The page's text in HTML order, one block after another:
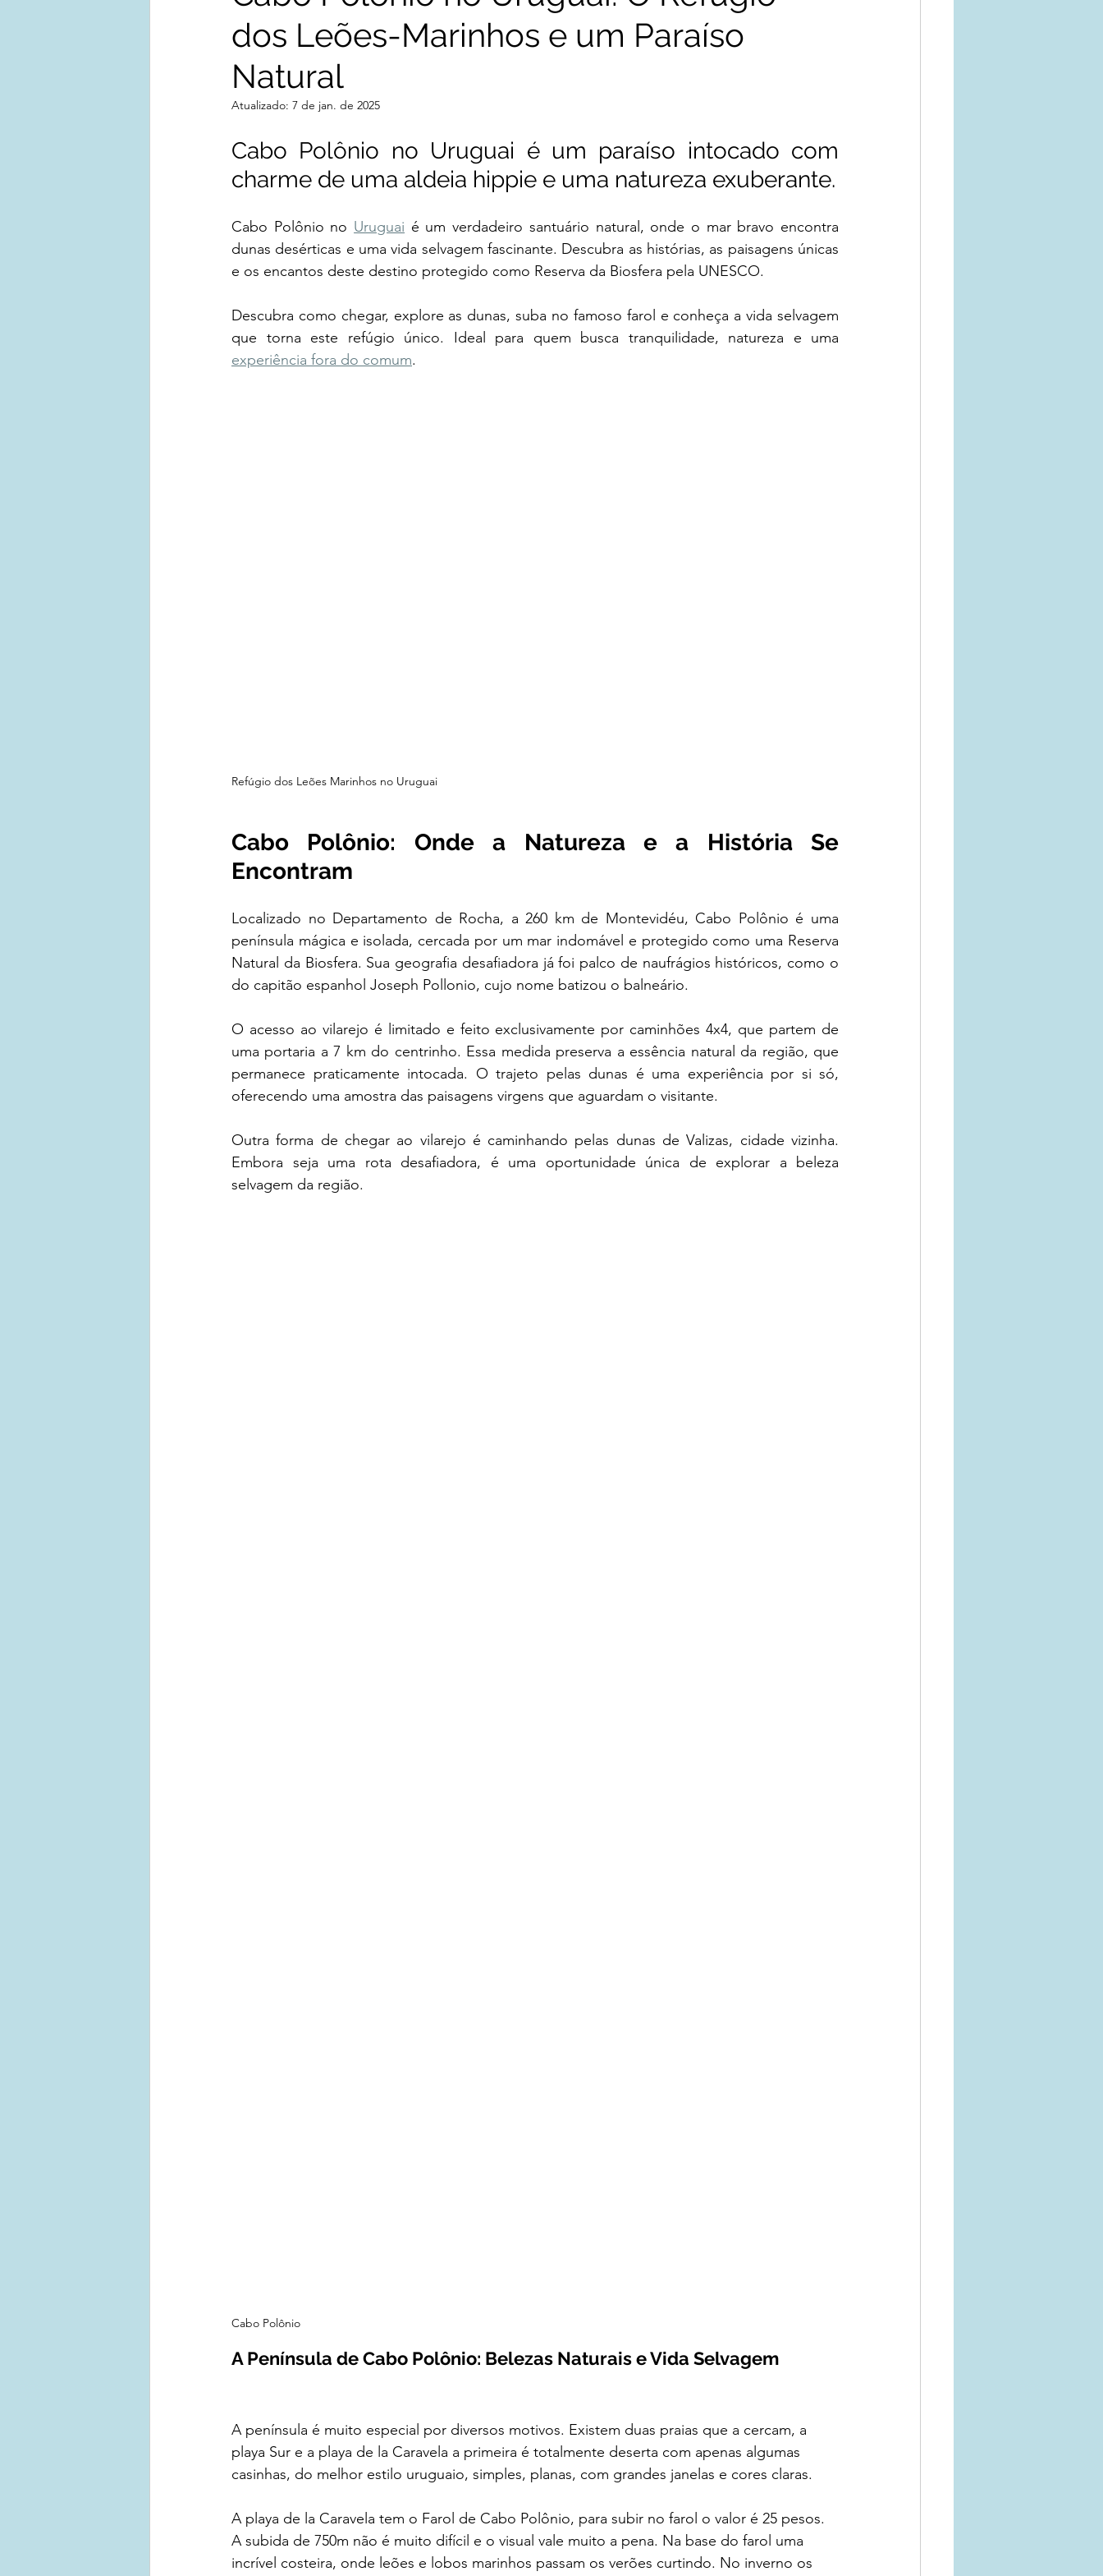
dos Leões-Marinhos e um Paraíso
Natural
Atualizado: 7 de jan. de 2025
Cabo Polônio no Uruguai é um paraíso intocado com
charme de uma aldeia hippie e uma natureza exuberante.
Cabo Polônio no Uruguai é um verdadeiro santuário natural, onde o mar bravo encontra
dunas desérticas e uma vida selvagem fascinante. Descubra as histórias, as paisagens únicas
e os encantos deste destino protegido como Reserva da Biosfera pela UNESCO.
Descubra como chegar, explore as dunas, suba no famoso farol e conheça a vida selvagem
experiência fora do comum.
Refúgio dos Leões Marinhos no Uruguai
Cabo Polônio: Onde a Natureza e a História Se
Encontram
Localizado no Departamento de Rocha, a 260 km de Montevidéu, Cabo Polônio é uma
península mágica e isolada, cercada por um mar indomável e protegido como uma Reserva
Natural da Biosfera. Sua geografia desafiadora já foi palco de naufrágios históricos, como o
do capitão espanhol Joseph Pollonio, cujo nome batizou o balneário.
O acesso ao vilarejo é limitado e feito exclusivamente por caminhões 4x4, que partem de
uma portaria a 7 km do centrinho. Essa medida preserva a essência natural da região, que
permanece praticamente intocada. O trajeto pelas dunas é uma experiência por si só,
oferecendo uma amostra das paisagens virgens que aguardam o visitante.
Outra forma de chegar ao vilarejo é caminhando pelas dunas de Valizas, cidade vizinha.
Embora seja uma rota desafiadora, é uma oportunidade única de explorar a beleza
selvagem da região.
Cabo Polônio
A Península de Cabo Polônio: Belezas Naturais e Vida Selvagem
A península é muito especial por diversos motivos. Existem duas praias que a cercam, a
playa Sur e a playa de la Caravela a primeira é totalmente deserta com apenas algumas
casinhas, do melhor estilo uruguaio, simples, planas, com grandes janelas e cores claras.
A playa de la Caravela tem o Farol de Cabo Polônio, para subir no farol o valor é 25 pesos.
A subida de 750m não é muito difícil e o visual vale muito a pena. Na base do farol uma
incrível costeira, onde leões e lobos marinhos passam os verões curtindo. No inverno os